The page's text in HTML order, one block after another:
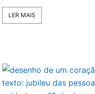
LER MAIS